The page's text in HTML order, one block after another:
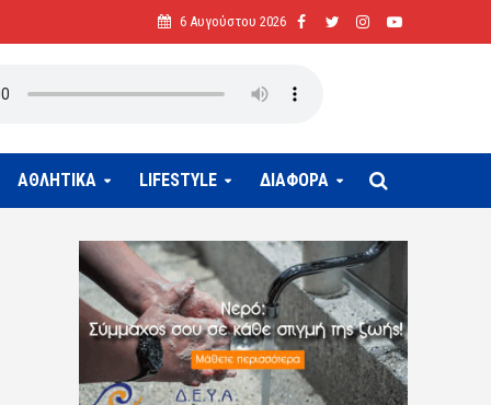
6 Αυγούστου 2026
ΑΘΛΗΤΙΚΑ LIFESTYLE ΔΙΑΦΟΡΑ